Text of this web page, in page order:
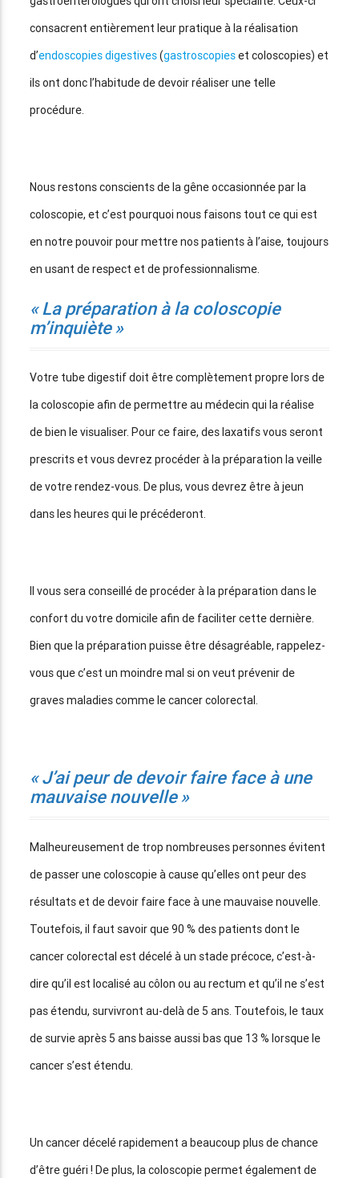
consacrent entièrement leur pratique à la réalisation
d’endoscopies digestives(gastroscopieset coloscopies) et
ils ont donc l’habitude de devoir réaliser une telle
procédure.
Nous restons conscients de la gêne occasionnée par la
coloscopie, et c’est pourquoi nous faisons tout ce qui est
en notre pouvoir pour mettre nos patients à l’aise, toujours
en usant de respect et de professionnalisme.
« La préparation à la coloscopie
m’inquiète »
Votre tube digestif doit être complètement propre lors de
la coloscopie afin de permettre au médecin qui la réalise
de bien le visualiser. Pour ce faire, des laxatifs vous seront
prescrits et vous devrez procéder à la préparation la veille
de votre rendez-vous. De plus, vous devrez être à jeun
dans les heures qui le précéderont.
Il vous sera conseillé de procéder à la préparation dans le
confort du votre domicile afin de faciliter cette dernière.
Bien que la préparation puisse être désagréable, rappelez-
vous que c’est un moindre mal si on veut prévenir de
graves maladies comme le cancer colorectal.
« J’ai peur de devoir faire face à une
mauvaise nouvelle »
Malheureusement de trop nombreuses personnes évitent
de passer une coloscopie à cause qu’elles ont peur des
résultats et de devoir faire face à une mauvaise nouvelle.
Toutefois, il faut savoir que 90 % des patients dont le
cancer colorectal est décelé à un stade précoce, c’est-à-
dire qu’il est localisé au côlon ou au rectum et qu’il ne s’est
pas étendu, survivront au-delà de 5 ans. Toutefois, le taux
de survie après 5 ans baisse aussi bas que 13 % lorsque le
cancer s’est étendu.
Un cancer décelé rapidement a beaucoup plus de chance
d’être guéri ! De plus, la coloscopie permet également de